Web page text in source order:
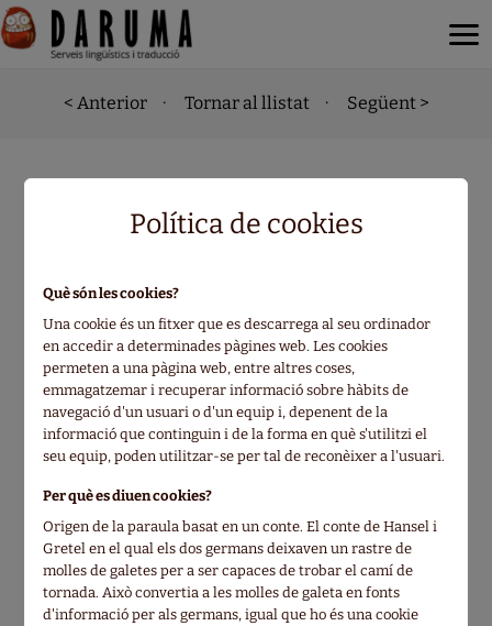
< Anterior · Tornar al llistat · Següent >
Dragon Ball GT -
Anime Comics - Saga
de los Dragones
Oscuros
ドラゴンボールGT アニメコミックス 邪悪
Política de cookies
Què són les cookies?
Una cookie és un fitxer que es descarrega al seu ordinador
en accedir a determinades pàgines web. Les cookies
permeten a una pàgina web, entre altres coses,
emmagatzemar i recuperar informació sobre hàbits de
navegació d'un usuari o d'un equip i, depenent de la
informació que continguin i de la forma en què s'utilitzi el
seu equip, poden utilitzar-se per tal de reconèixer a l'usuari.
Per què es diuen cookies?
Origen de la paraula basat en un conte. El conte de Hansel i
Gretel en el qual els dos germans deixaven un rastre de
molles de galetes per a ser capaces de trobar el camí de
tornada. Això convertia a les molles de galeta en fonts
d'informació per als germans, igual que ho és una cookie